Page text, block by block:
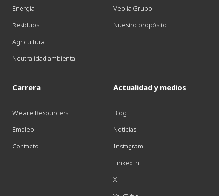
Energia
Residuos
Agricultura
Neutralidad ambiental
Veolia Grupo
Nuestro propósito
Carrera
We are Resourcers
Empleo
Contacto
Actualidad y medios
Blog
Noticias
Instagram
LinkedIn
X